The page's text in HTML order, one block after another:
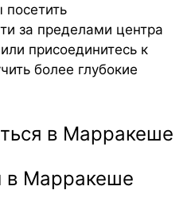
посетить
за пределами центра
присоединитесь к
более глубокие
в Марракеше
в Марракеше